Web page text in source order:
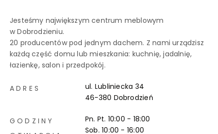
Jesteśmy największym centrum meblowym
w Dobrodzieniu.
20 producentów pod jednym dachem. Z nami urządzisz
każdą część domu lub mieszkania: kuchnię, jadalnię,
łazienkę, salon i przedpokój.
ADRES
ul. Lubliniecka 34
46-380 Dobrodzień
GODZINY
Pn. Pt. 10:00 - 18:00
Sob. 10:00 - 16:00